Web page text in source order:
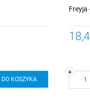
DO KOSZYKA
Freyja
+